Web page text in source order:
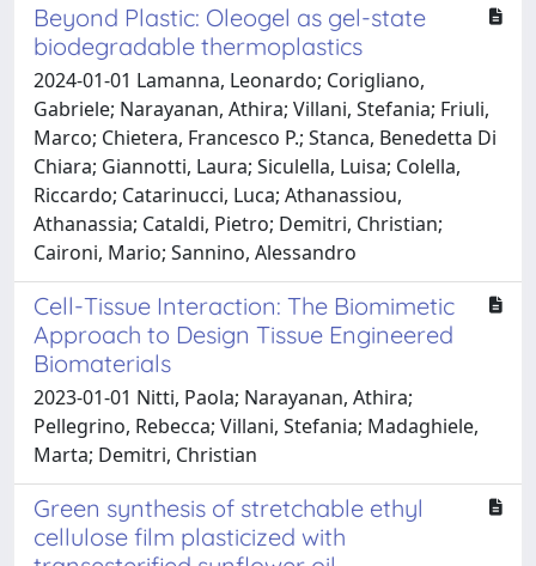
Beyond Plastic: Oleogel as gel-state
biodegradable thermoplastics
2024-01-01 Lamanna, Leonardo; Corigliano,
Gabriele; Narayanan, Athira; Villani, Stefania; Friuli,
Marco; Chietera, Francesco P.; Stanca, Benedetta Di
Chiara; Giannotti, Laura; Siculella, Luisa; Colella,
Riccardo; Catarinucci, Luca; Athanassiou,
Athanassia; Cataldi, Pietro; Demitri, Christian;
Caironi, Mario; Sannino, Alessandro
Cell-Tissue Interaction: The Biomimetic
Approach to Design Tissue Engineered
Biomaterials
2023-01-01 Nitti, Paola; Narayanan, Athira;
Pellegrino, Rebecca; Villani, Stefania; Madaghiele,
Marta; Demitri, Christian
Green synthesis of stretchable ethyl
cellulose film plasticized with